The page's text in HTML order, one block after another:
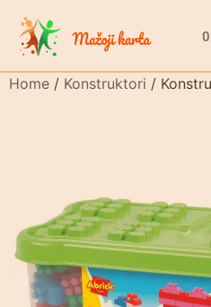
Home / Konstruktori /